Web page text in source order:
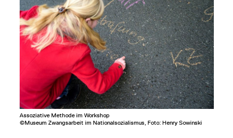
Assoziative Methode im Workshop
©Museum Zwangsarbeit im Nationalsozialismus, Foto: Henry Sowinski